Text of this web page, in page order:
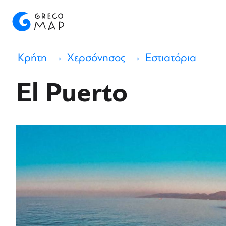
Κρήτη Χερσόνησος Εστιατόρια
El Puerto